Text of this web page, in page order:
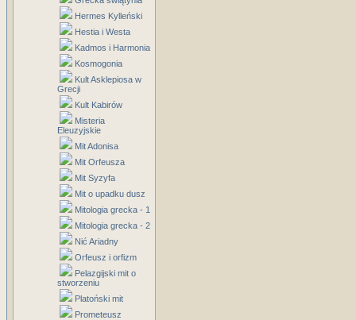
Hermes Kylleński
Hestia i Westa
Kadmos i Harmonia
Kosmogonia
Kult Asklepiosa w
Grecji
Kult Kabirów
Misteria
Eleuzyjskie
Mit Adonisa
Mit Orfeusza
Mit Syzyfa
Mit o upadku dusz
Mitologia grecka - 1
Mitologia grecka - 2
Nić Ariadny
Orfeusz i orfizm
Pelazgijski mit o
stworzeniu
Platoński mit
Prometeusz